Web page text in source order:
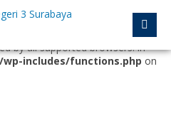
>add_data() was called
by all supported browsers. in
wp-includes/functions.php on